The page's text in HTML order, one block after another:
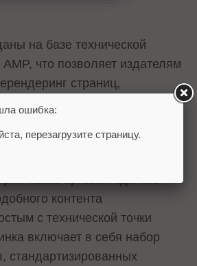
на базе технической
что позволяет издателям
страниц,
видео и кэширование
доставки контента конечному
также призван сделать
контента
с технической точки
включает в себя набор
стандартизированных
ошибка:
перезагрузите страницу.